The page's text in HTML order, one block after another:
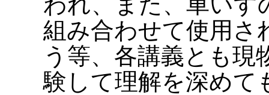
組み合わせて使用さ
う等、各講義とも現
験して理解を深めて